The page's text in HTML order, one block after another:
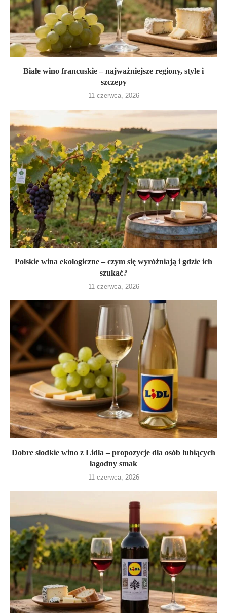
Białe wino francuskie – najważniejsze regiony, style i
szczepy
11 czerwca, 2026
Polskie wina ekologiczne – czym się wyróżniają i gdzie ich
szukać?
11 czerwca, 2026
Dobre słodkie wino z Lidla – propozycje dla osób lubiących
łagodny smak
11 czerwca, 2026